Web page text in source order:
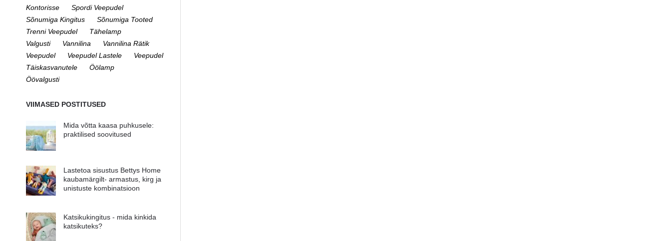
Kontorisse
Spordi Veepudel
Sõnumiga Kingitus
Sõnumiga Tooted
Trenni Veepudel
Tähelamp
Valgusti
Vannilina
Vannilina Rätik
Veepudel
Veepudel Lastele
Veepudel
Täiskasvanutele
Öölamp
Öövalgusti
VIIMASED POSTITUSED
Mida võtta kaasa puhkusele:
praktilised soovitused
Lastetoa sisustus Bettys Home
kaubamärgilt- armastus, kirg ja
unistuste kombinatsioon
Katsikukingitus - mida kinkida
katsikuteks?